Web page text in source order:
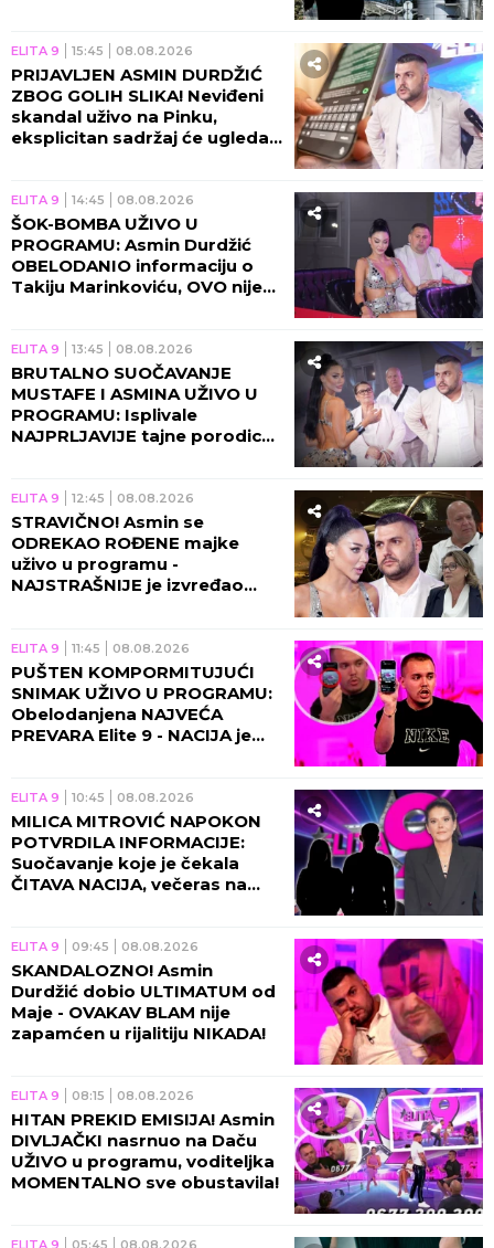
ELITA 9 15:45 08.08.2026
PRIJAVLJEN ASMIN DURDŽIĆ
ZBOG GOLIH SLIKA! Neviđeni
skandal uživo na Pinku,
eksplicitan sadržaj će ugledati
ELITA 9 14:45 08.08.2026
ŠOK-BOMBA UŽIVO U
PROGRAMU: Asmin Durdžić
OBELODANIO informaciju o
Takiju Marinkoviću, OVO nije
ELITA 9 13:45 08.08.2026
BRUTALNO SUOČAVANJE
MUSTAFE I ASMINA UŽIVO U
PROGRAMU: Isplivale
NAJPRLJAVIJE tajne porodice
ELITA 9 12:45 08.08.2026
STRAVIČNO! Asmin se
ODREKAO ROĐENE majke
uživo u programu -
NAJSTRAŠNIJE je izvređao
ELITA 9 11:45 08.08.2026
PUŠTEN KOMPORMITUJUĆI
SNIMAK UŽIVO U PROGRAMU:
Obelodanjena NAJVEĆA
PREVARA Elite 9 - NACIJA je
ELITA 9 10:45 08.08.2026
MILICA MITROVIĆ NAPOKON
POTVRDILA INFORMACIJE:
Suočavanje koje je čekala
ČITAVA NACIJA, večeras na
ELITA 9 09:45 08.08.2026
SKANDALOZNO! Asmin
Durdžić dobio ULTIMATUM od
Maje - OVAKAV BLAM nije
zapamćen u rijalitiju NIKADA!
ELITA 9 08:15 08.08.2026
HITAN PREKID EMISIJA! Asmin
DIVLJAČKI nasrnuo na Daču
UŽIVO u programu, voditeljka
MOMENTALNO sve obustavila!
ELITA 9 05:45 08.08.2026